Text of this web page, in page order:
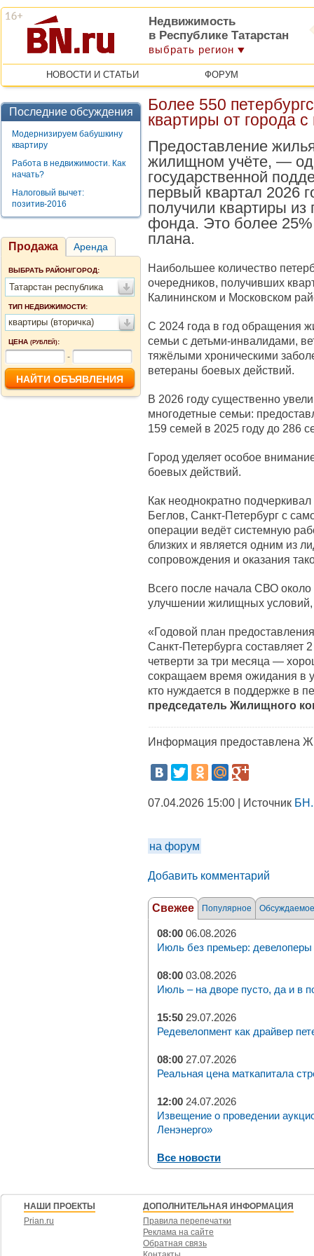
Недвижимость
в Республике Татарстан
выбрать регион
НОВОСТИ И СТАТЬИ ФОРУМ
Последние обсуждения
Модернизируем бабушкину
квартиру
Работа в недвижимости. Как
начать?
Налоговый вычет:
позитив-2016
Продажа Аренда
ВЫБРАТЬ РАЙОН/ГОРОД:
Татарстан республика
ТИП НЕДВИЖИМОСТИ:
квартиры (вторичка)
ЦЕНА (РУБЛЕЙ):
-
Более 550
квартиры от города с
Предоставление
жилищном учёте, —
государственной
первый квартал 2026
получили квартиры из
фонда. Это более
плана.
Наибольшее количество
очередников, получивших
Калининском и Московском
С 2024 года в год обращения
семьи с детьми-инвалидами,
тяжёлыми хроническими
ветераны боевых действий.
В 2026 году существенно
многодетные семьи:
159 семей в 2025 году до 286
Город уделяет особое
боевых действий.
Как неоднократно
Беглов, Санкт-Петербург с
операции ведёт системную
близких и является одним из
сопровождения и оказания
Всего после начала СВО
улучшении жилищных условий,
«Годовой план
Санкт-Петербурга составляет
четверти за три месяца —
сокращаем время ожидания в
кто нуждается в поддержке в
председатель Жилищного
Информация предоставлена
07.04.2026 15:00 | Источник
на форум
Добавить комментарий
Свежее Популярное Обсуждаемое
08:00 06.08.2026
Июль без премьер: девелоперы
08:00 03.08.2026
Июль – на дворе пусто, да и в
15:50 29.07.2026
Редевелопмент как драйвер
08:00 27.07.2026
Реальная цена маткапитала
12:00 24.07.2026
Извещение о проведении
Ленэнерго»
Все новости
НАШИ ПРОЕКТЫ
Prian.ru
ДОПОЛНИТЕЛЬНАЯ ИНФОРМАЦИЯ
Правила перепечатки
Реклама на сайте
Обратная связь